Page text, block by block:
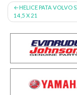
de
entradas
HELICE PATA VOLVO
14,5 X 21